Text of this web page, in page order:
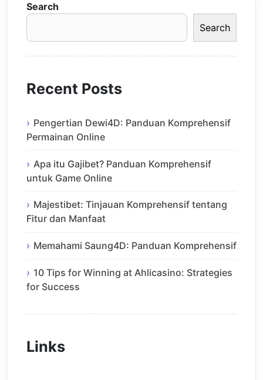
Search
Search
Recent Posts
Pengertian Dewi4D: Panduan Komprehensif
Permainan Online
Apa itu Gajibet? Panduan Komprehensif
untuk Game Online
Majestibet: Tinjauan Komprehensif tentang
Fitur dan Manfaat
Memahami Saung4D: Panduan Komprehensif
10 Tips for Winning at Ahlicasino: Strategies
for Success
Links